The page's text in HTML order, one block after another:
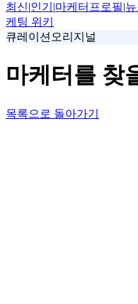
최신|인기 |마케터프로필|
케팅 위키
큐레이션 오리지널
마케터를 찾
목록으로 돌아가기